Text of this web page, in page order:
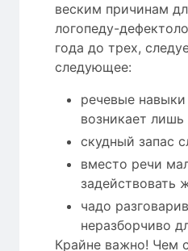
веским причинам
логопеду-
года до трех,
следующее:
речевые
возникает лишь
скудный запас
вместо речи
задействовать
чадо
неразборчиво
Крайне важно! Чем